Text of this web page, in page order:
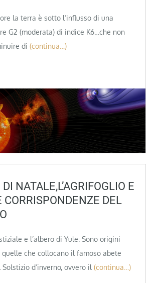
la terra è sotto l’influsso di una
G2 (moderata) di indice K6…che non
di (continua…)
DI NATALE,L’AGRIFOGLIO E
CORRISPONDENZE DEL
e l’albero di Yule: Sono origini
che collocano il famoso abete
d’inverno, ovvero il (continua…)